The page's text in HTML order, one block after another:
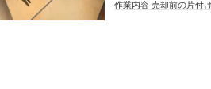
作業内容 売却前の片付け …